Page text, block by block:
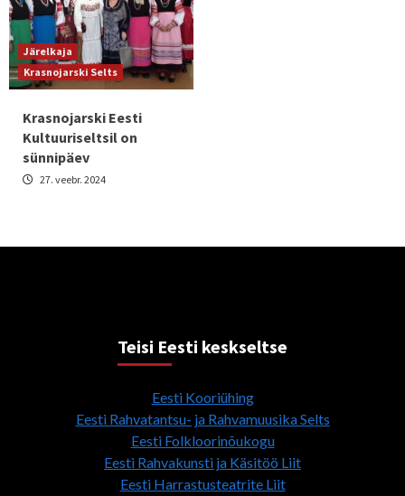
Järelkaja
Krasnojarski Selts
Krasnojarski Eesti
Kultuuriseltsil on
sünnipäev
27. veebr. 2024
Teisi Eesti keskseltse
Eesti Kooriühing
Eesti Rahvatantsu- ja Rahvamuusika Selts
Eesti Folkloorinõukogu
Eesti Rahvakunsti ja Käsitöö Liit
Eesti Harrastusteatrite Liit